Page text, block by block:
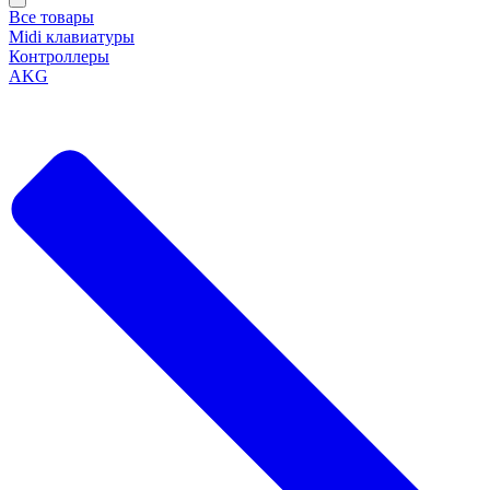
Все товары
Midi клавиатуры
Контроллеры
AKG